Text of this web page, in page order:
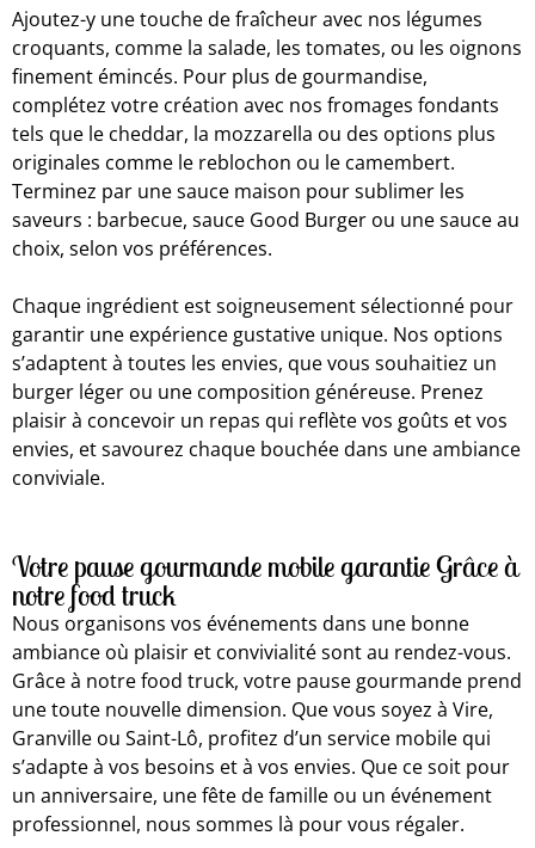
Ajoutez-y une touche de fraîcheur avec nos légumes
croquants, comme la salade, les tomates, ou les oignons
finement émincés. Pour plus de gourmandise,
complétez votre création avec nos fromages fondants
tels que le cheddar, la mozzarella ou des options plus
originales comme le reblochon ou le camembert.
Terminez par une sauce maison pour sublimer les
saveurs : barbecue, sauce Good Burger ou une sauce au
choix, selon vos préférences.
Chaque ingrédient est soigneusement sélectionné pour
garantir une expérience gustative unique. Nos options
s’adaptent à toutes les envies, que vous souhaitiez un
burger léger ou une composition généreuse. Prenez
plaisir à concevoir un repas qui reflète vos goûts et vos
envies, et savourez chaque bouchée dans une ambiance
conviviale.
Votre pause gourmande mobile garantie Grâce à
notre food truck
Nous organisons vos événements dans une bonne
ambiance où plaisir et convivialité sont au rendez-vous.
Grâce à notre food truck, votre pause gourmande prend
une toute nouvelle dimension. Que vous soyez à Vire,
Granville ou Saint-Lô, profitez d’un service mobile qui
s’adapte à vos besoins et à vos envies. Que ce soit pour
un anniversaire, une fête de famille ou un événement
professionnel, nous sommes là pour vous régaler.